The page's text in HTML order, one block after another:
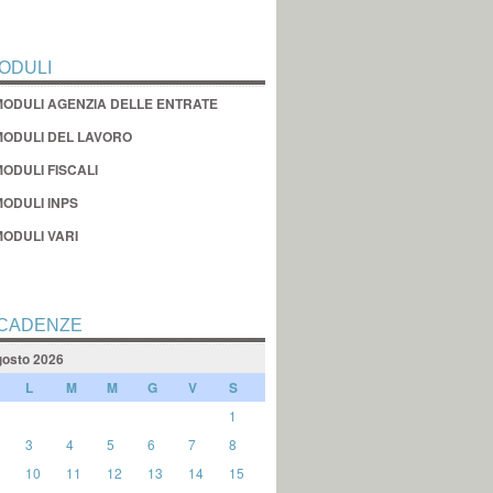
AGENZIA DELLE ENTRATE
DEL LAVORO
FISCALI
INPS
VARI
2026
L M M G V S
1
3 4 5 6 7
8
10 11 12 13 14
15